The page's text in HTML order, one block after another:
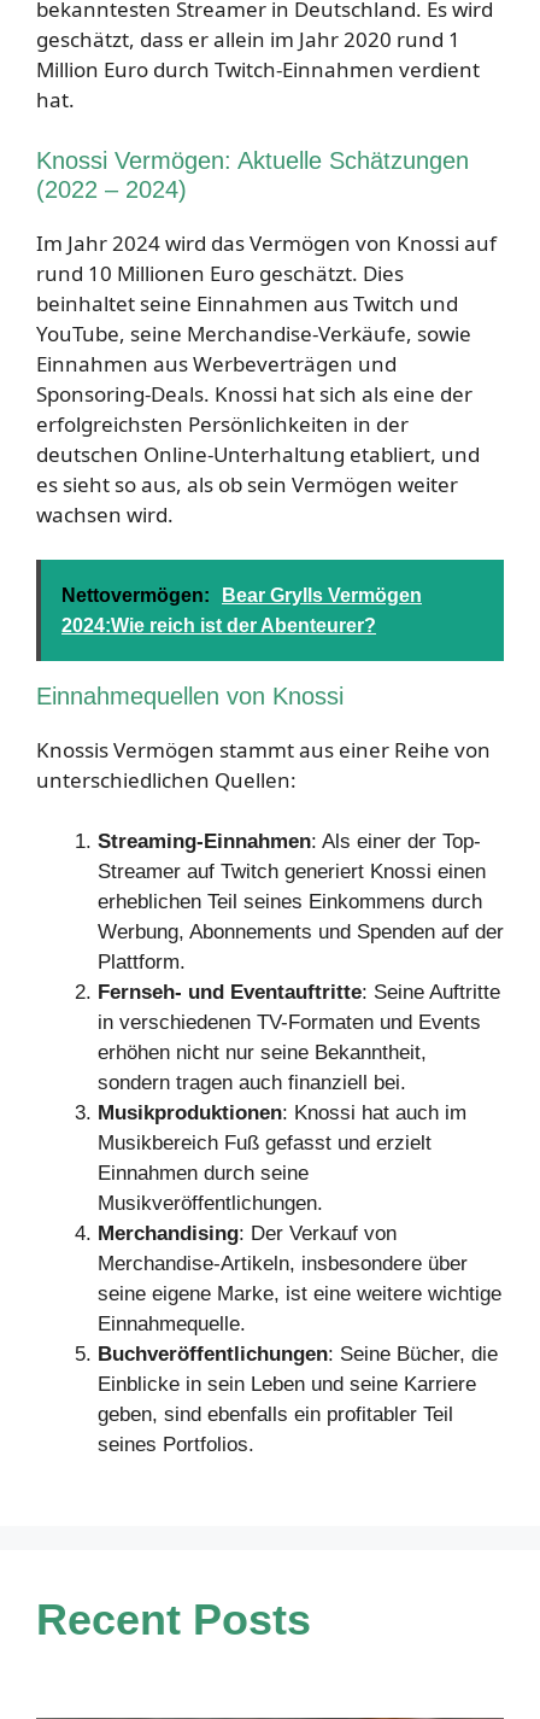
bekanntesten Streamer in Deutschland. Es wird
geschätzt, dass er allein im Jahr 2020 rund 1
Million Euro durch Twitch-Einnahmen verdient
hat.
Knossi Vermögen: Aktuelle Schätzungen
(2022 – 2024)
Im Jahr 2024 wird das Vermögen von Knossi auf
rund 10 Millionen Euro geschätzt. Dies
beinhaltet seine Einnahmen aus Twitch und
YouTube, seine Merchandise-Verkäufe, sowie
Einnahmen aus Werbeverträgen und
Sponsoring-Deals. Knossi hat sich als eine der
erfolgreichsten Persönlichkeiten in der
deutschen Online-Unterhaltung etabliert, und
es sieht so aus, als ob sein Vermögen weiter
wachsen wird.
Nettovermögen:
Bear Grylls Vermögen
2024:Wie reich ist der Abenteurer?
Einnahmequellen von Knossi
Knossis Vermögen stammt aus einer Reihe von
unterschiedlichen Quellen:
Streaming-Einnahmen: Als einer der Top-
Streamer auf Twitch generiert Knossi einen
erheblichen Teil seines Einkommens durch
Werbung, Abonnements und Spenden auf der
Plattform.
Fernseh- und Eventauftritte: Seine Auftritte
in verschiedenen TV-Formaten und Events
erhöhen nicht nur seine Bekanntheit,
sondern tragen auch finanziell bei.
Musikproduktionen: Knossi hat auch im
Musikbereich Fuß gefasst und erzielt
Einnahmen durch seine
Musikveröffentlichungen.
Merchandising: Der Verkauf von
Merchandise-Artikeln, insbesondere über
seine eigene Marke, ist eine weitere wichtige
Einnahmequelle.
Buchveröffentlichungen: Seine Bücher, die
Einblicke in sein Leben und seine Karriere
geben, sind ebenfalls ein profitabler Teil
seines Portfolios.
Recent Posts